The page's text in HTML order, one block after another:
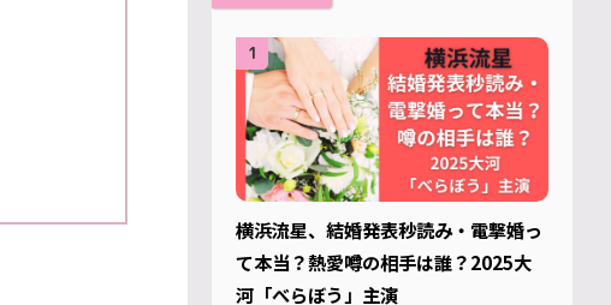
1
横浜流星、結婚発表秒読み・電撃婚っ
て本当？熱愛噂の相手は誰？2025大
河「べらぼう」主演